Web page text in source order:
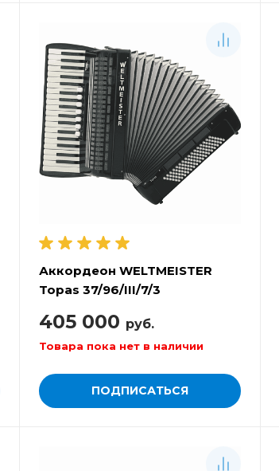
Аккордеон WELTMEISTER
Topas 37/96/III/7/3
405 000 руб.
Товара пока нет в наличии
ПОДПИСАТЬСЯ